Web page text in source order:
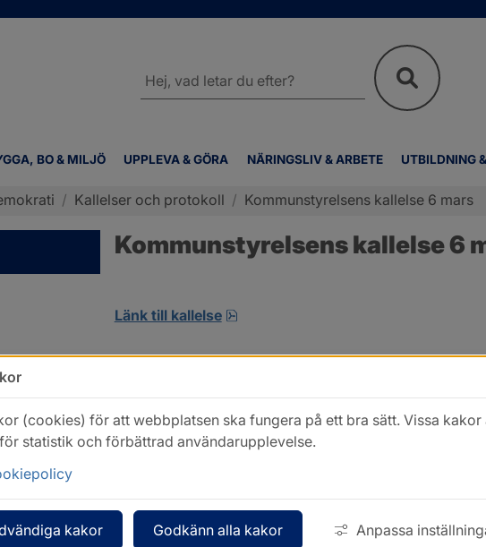
BO & MILJÖ UPPLEVA & GÖRA NÄRINGSLIV & ARBETE UTBILDNING
webbplatsen
/ Kallelser och protokoll / Kommunstyrelsens kallelse 6 mars
Kommunstyrelsens kallelse 6
Länk till kallelse pdf, 10.5 MB, öppnas i nytt fönster.
(cookies) för att webbplatsen ska fungera på ett bra sätt. Vissa
statistik och förbättrad användarupplevelse.
kakor Godkänn alla kakor Anpassa